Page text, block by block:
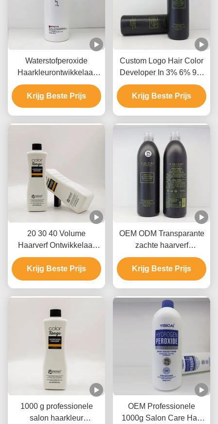
Waterstofperoxide
Haarkleurontwikkelaar
Transparent 1000g 3%
6% 9% 12%
Ammoniakvrij
Krijg Beste Prijs
Custom Logo Hair Color
Developer In 3% 6% 9%
12% Langdurige Fabriek
Groothandel
Krijg Beste Prijs
20 30 40 Volume
Haarverf Ontwikkelaar
Hydraterend
Ammoniakvrij Voor alle
haartypes
Krijg Beste Prijs
OEM ODM Transparante
zachte haarverf
kleurontwikkelaar 20
Deel 30 Deel 40 Deel
Krijg Beste Prijs
1000 g professionele
salon haarkleur
OEM Professionele
1000g Salon Care Hair